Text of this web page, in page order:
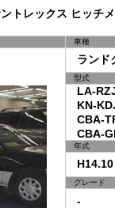
トレックス ヒッチ
車種
ランド
型式
LA-
KN-
CBA-
CBA-
年式
H14.10
グレード
-